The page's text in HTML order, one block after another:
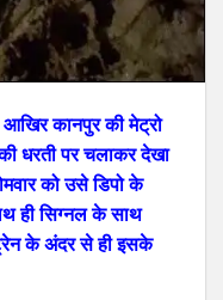
आखिर कानपुर की मेट्रो
धरती पर चलाकर देखा
को उसे डिपो के
ही सिग्नल के साथ
के अंदर से ही इसके